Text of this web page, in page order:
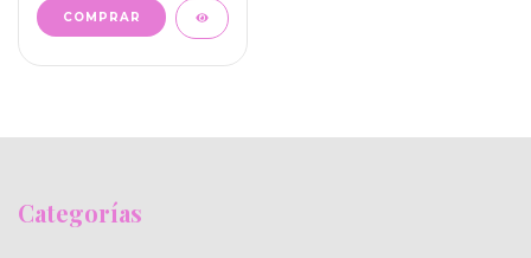
COMPRAR
Categorías